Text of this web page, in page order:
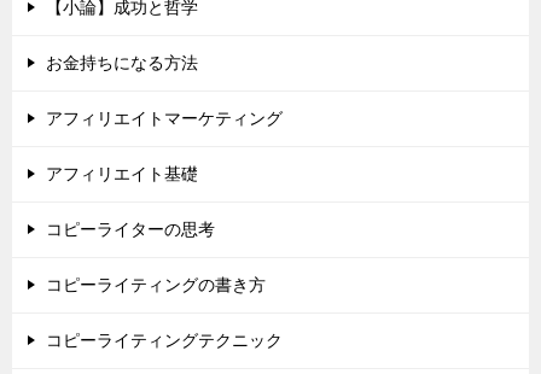
【小論】成功と哲学
お金持ちになる方法
アフィリエイトマーケティング
アフィリエイト基礎
コピーライターの思考
コピーライティングの書き方
コピーライティングテクニック